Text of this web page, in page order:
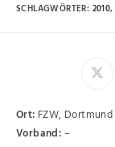
SCHLAGWÖRTER: 2010,
Ort: FZW, Dortmund
Vorband:–